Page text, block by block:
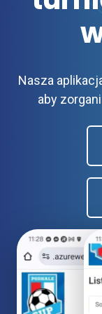
Nasza
aby